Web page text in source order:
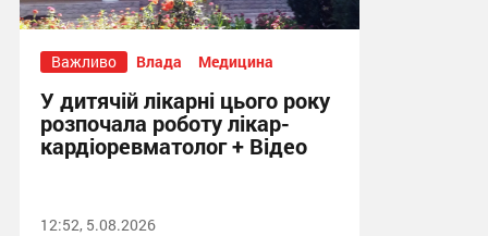
Важливо Влада Медицина
У дитячій лікарні цього року
розпочала роботу лікар-
кардіоревматолог + Відео
12:52, 5.08.2026